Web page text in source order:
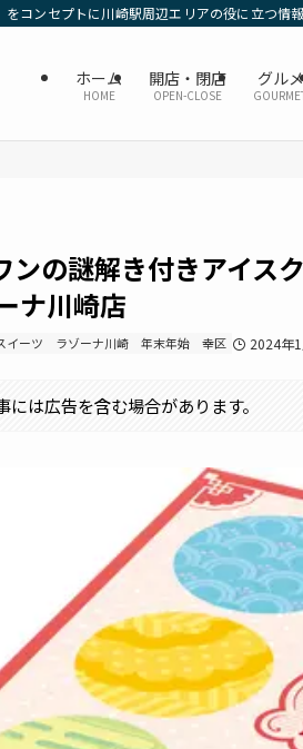
コンセプトに川崎駅周辺エリアの役に立つ情報
ホーム
HOME
開店・閉店
OPEN-CLOSE
グルメ
ンの謎解き付きアイス
ナ川崎店
イーツ ラゾーナ川崎 年末年始 幸区 2024年
には広告を含む場合があります。